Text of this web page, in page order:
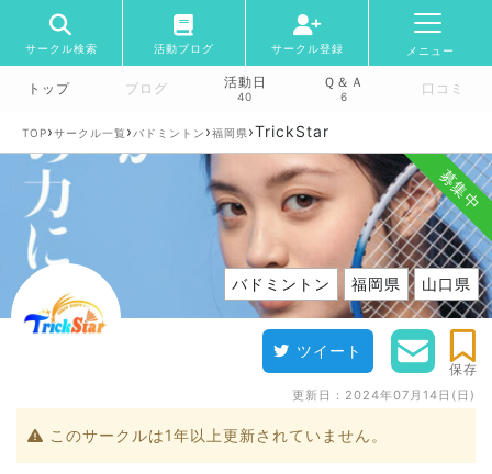
サークル検索 活動ブログ サークル登録 メニュー
トップ ブログ 活動日
40
Ｑ＆Ａ
6 口コミ
TOP›サークル一覧 › バドミントン ›福岡県›TrickStar
募集中
バドミントン 福岡県 山口県
ツイート
保存
更新日： 2024年07月14日(日)
このサークルは1年以上更新されていません。